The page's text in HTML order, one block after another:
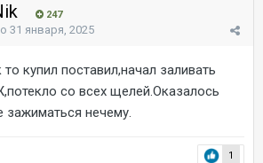
247
31 января, 2025
купил поставил,начал заливать
со всех щелей.Оказалось
зажиматься нечему.
1